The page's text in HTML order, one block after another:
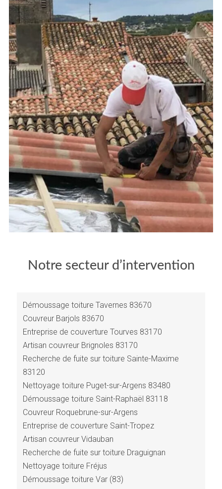
Notre secteur d’intervention
Démoussage toiture Tavernes 83670
Couvreur Barjols 83670
Entreprise de couverture Tourves 83170
Artisan couvreur Brignoles 83170
Recherche de fuite sur toiture Sainte-Maxime
83120
Nettoyage toiture Puget-sur-Argens 83480
Démoussage toiture Saint-Raphaël 83118
Couvreur Roquebrune-sur-Argens
Entreprise de couverture Saint-Tropez
Artisan couvreur Vidauban
Recherche de fuite sur toiture Draguignan
Nettoyage toiture Fréjus
Démoussage toiture Var (83)